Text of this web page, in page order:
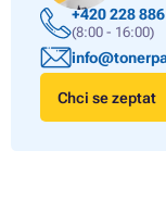
+420 228
(8:00 - 16:00)
Chci se zeptat